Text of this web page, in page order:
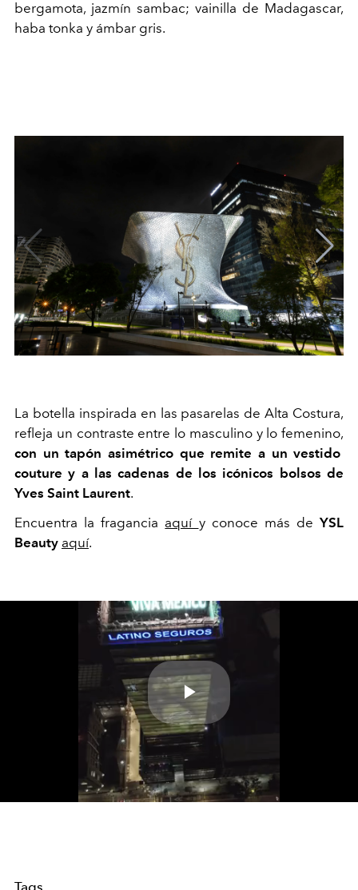
bergamota, jazmín sambac; vainilla de Madagascar,
haba tonka y ámbar gris.
La botella inspirada en las pasarelas de Alta Costura,
refleja un contraste entre lo masculino y lo femenino,
con un tapón asimétrico que remite a un vestido
couture y a las cadenas de los icónicos bolsos de
Yves Saint Laurent.
Encuentra la fragancia aquí y conoce más de YSL
Beauty aquí.
Play
Video